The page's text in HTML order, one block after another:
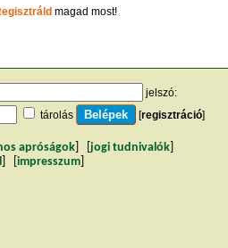
magad most!
jelszó:
tárolás
[regisztráció]
apróságok jogi tudnivalók
impresszum]